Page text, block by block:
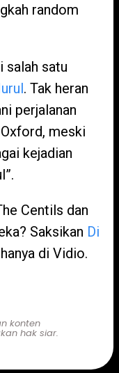
random
salah satu
. Tak heran
perjalanan
meski
kejadian
Centils dan
Saksikan Di
di Vidio.
konten
hak siar.